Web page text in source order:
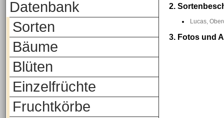
Datenbank
Sorten
Bäume
Blüten
Einzelfrüchte
Fruchtkörbe
2.
Lucas,
3. Fotos und